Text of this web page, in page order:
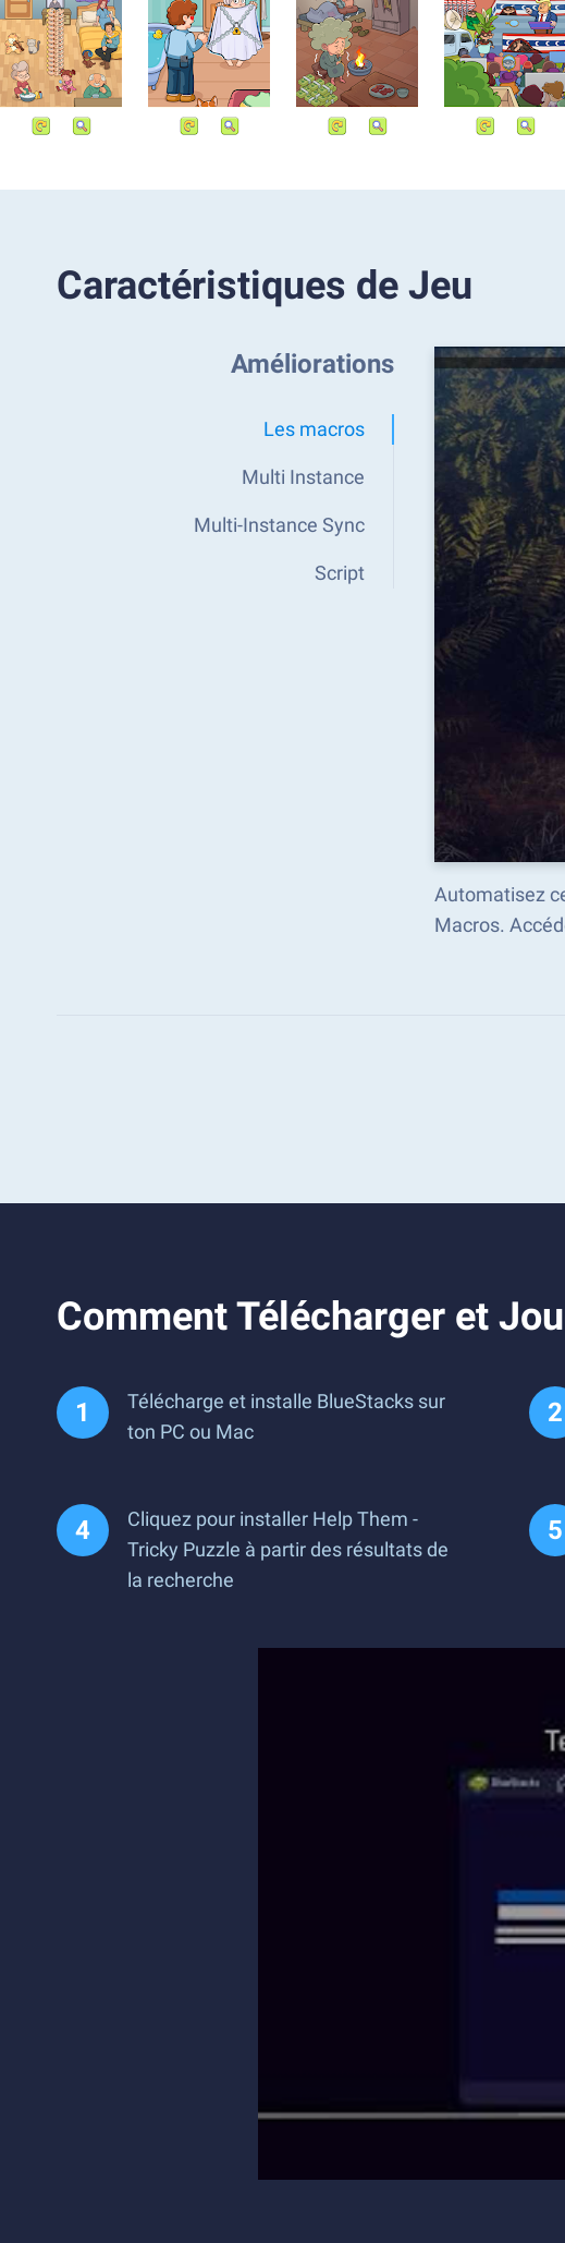
Caractéristiques de Jeu
Améliorations
Les macros
Multi Instance
Multi-Instance Sync
Script
Automatisez
Macros.
Comment Télécharger et
Télécharge et installe BlueStacks sur
ton PC ou Mac
Cliquez pour installer Help Them -
Tricky Puzzle à partir des résultats de
la recherche